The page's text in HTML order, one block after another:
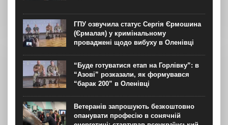
ГПУ озвучила статус Сергія Єрмошина
(Єрмалая) у кримінальному
проваджені щодо вибуху в Оленівці
“Буде готуватися етап на Горлівку”: в
“Азові” розказали, як формувався
“барак 200” в Оленівці
Ветеранів запрошують безкоштовно
опанувати професію в сонячній